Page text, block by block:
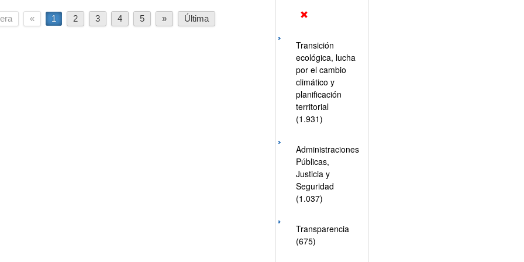
« 1 2 3 4 5 » Última
Transición
ecológica, lucha
por el cambio
climático y
planificación
territorial
(1.931)
Administraciones
Públicas,
Justicia y
Seguridad
(1.037)
Transparencia
(675)